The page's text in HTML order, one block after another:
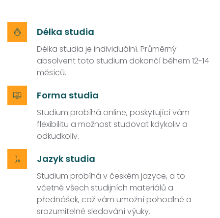
Délka studia
Délka studia je individuální. Průměrný
absolvent toto studium dokončí během 12-14
měsíců.
Forma studia
Studium probíhá online, poskytující vám
flexibilitu a možnost studovat kdykoliv a
odkudkoliv.
Jazyk studia
Studium probíhá v českém jazyce, a to
včetně všech studijních materiálů a
přednášek, což vám umožní pohodlné a
srozumitelné sledování výuky.